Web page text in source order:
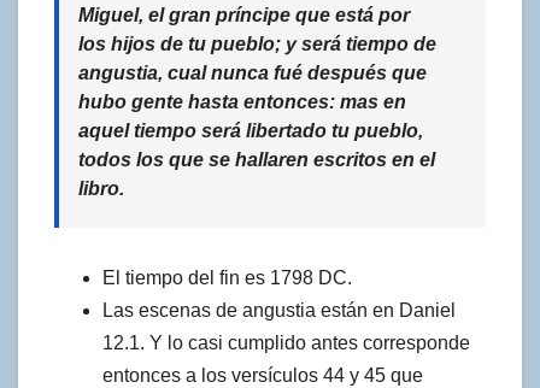
Miguel, el gran príncipe que está por
los hijos de tu pueblo; y será tiempo de
angustia, cual nunca fué después que
hubo gente hasta entonces: mas en
aquel tiempo será libertado tu pueblo,
todos los que se hallaren escritos en el
libro.
El tiempo del fin es 1798 DC.
Las escenas de angustia están en Daniel
12.1. Y lo casi cumplido antes corresponde
entonces a los versículos 44 y 45 que